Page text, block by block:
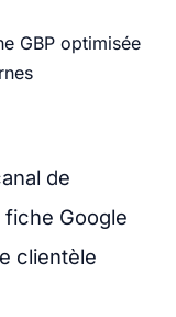
GBP optimisée
de
Google
clientèle